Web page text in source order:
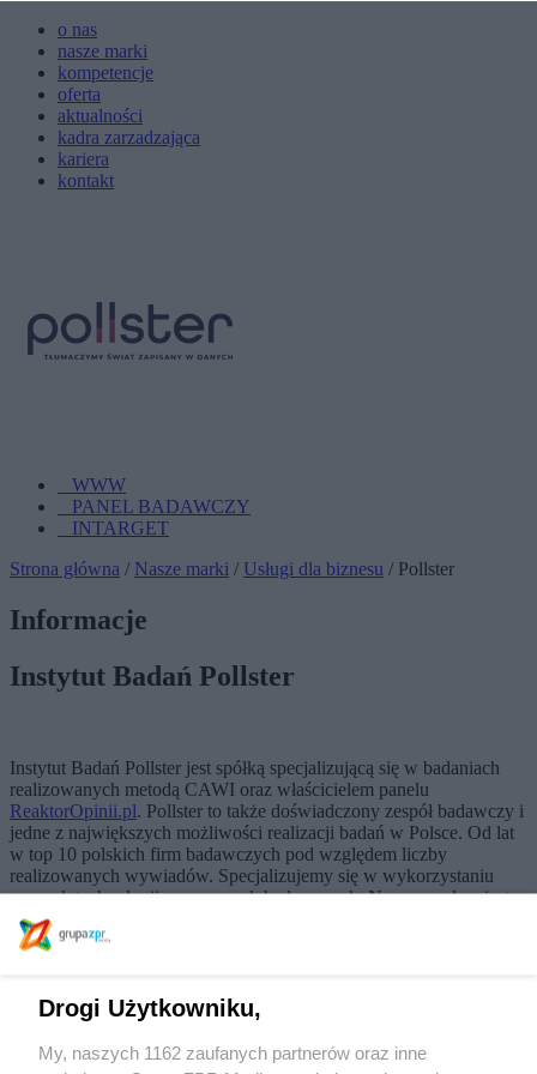
o nas
nasze marki
kompetencje
oferta
aktualności
kadra zarzadzająca
kariera
kontakt
WWW
PANEL BADAWCZY
INTARGET
Strona główna / Nasze marki / Usługi dla biznesu / Pollster
Informacje
Instytut Badań Pollster
Instytut Badań Pollster jest spółką specjalizującą się w badaniach
realizowanych metodą CAWI oraz właścicielem panelu
ReaktorOpinii.pl. Pollster to także doświadczony zespół badawczy i
jedne z największych możliwości realizacji badań w Polsce. Od lat
w top 10 polskich firm badawczych pod względem liczby
realizowanych wywiadów. Specjalizujemy się w wykorzystaniu
nowych technologii w procesach badawczych. Naszym celem jest
dostarczanie wartościowych analiz, które przyczyniają się do
rozwoju biznesu i społeczeństwa.
Marki powiązane
Drogi Użytkowniku,
My, naszych 1162 zaufanych partnerów oraz inne